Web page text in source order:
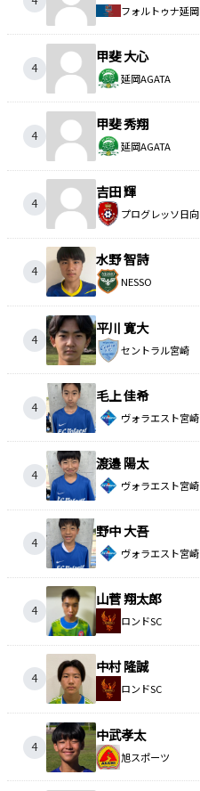
フォルトゥナ延岡
4
甲斐 大心
延岡AGATA
4
甲斐 秀翔
延岡AGATA
4
吉田 輝
プログレッソ日向
4
水野 智詩
NESSO
4
平川 寛大
セントラル宮崎
4
毛上 佳希
ヴォラエスト宮崎
4
渡邉 陽太
ヴォラエスト宮崎
4
野中 大吾
ヴォラエスト宮崎
4
山菅 翔太郎
ロンドSC
4
中村 隆誠
ロンドSC
4
中武孝太
旭スポーツ